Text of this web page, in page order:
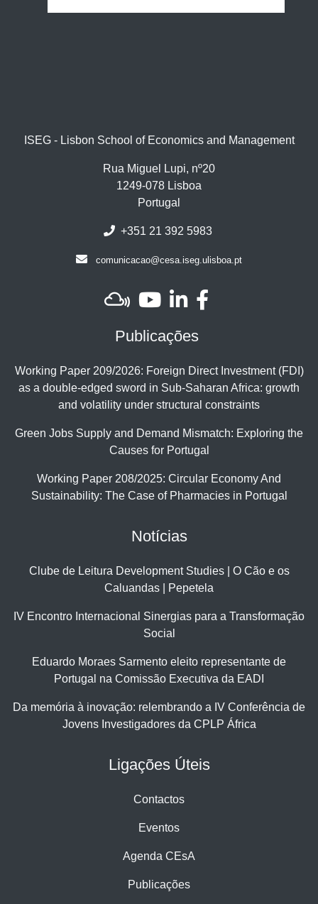
ISEG - Lisbon School of Economics and Management
Rua Miguel Lupi, nº20
1249-078 Lisboa
Portugal
+351 21 392 5983
comunicacao@cesa.iseg.ulisboa.pt
Publicações
Working Paper 209/2026: Foreign Direct Investment (FDI)
as a double-edged sword in Sub-Saharan Africa: growth
and volatility under structural constraints
Green Jobs Supply and Demand Mismatch: Exploring the
Causes for Portugal
Working Paper 208/2025: Circular Economy And
Sustainability: The Case of Pharmacies in Portugal
Notícias
Clube de Leitura Development Studies | O Cão e os
Caluandas | Pepetela
IV Encontro Internacional Sinergias para a Transformação
Social
Eduardo Moraes Sarmento eleito representante de
Portugal na Comissão Executiva da EADI
Da memória à inovação: relembrando a IV Conferência de
Jovens Investigadores da CPLP África
Ligações Úteis
Contactos
Eventos
Agenda CEsA
Publicações